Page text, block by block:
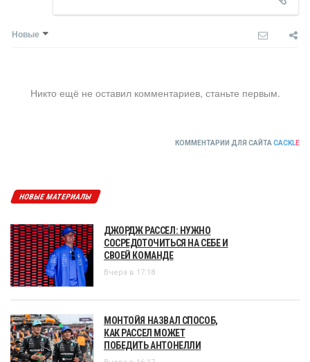
Новые
Никто ещё не оставил комментариев, станьте первым.
КОММЕНТАРИИ ДЛЯ САЙТА CACKLE
НОВЫЕ МАТЕРИАЛЫ
ДЖОРДЖ РАССЕЛ: НУЖНО
СОСРЕДОТОЧИТЬСЯ НА СЕБЕ И
СВОЕЙ КОМАНДЕ
Вчера в 17:18
МОНТОЙЯ НАЗВАЛ СПОСОБ,
КАК РАССЕЛ МОЖЕТ
ПОБЕДИТЬ АНТОНЕЛЛИ